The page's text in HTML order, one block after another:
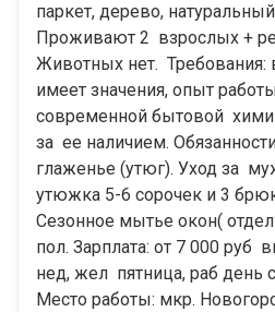
паркет, дерево,
Проживают 2 взрослых +
Животных нет. Требования:
имеет значения, опыт
современной бытовой
за ее наличием.
глаженье (утюг). Уход за
утюжка 5-6 сорочек и 3
Сезонное мытье окон(
пол. Зарплата: от 7 000 руб
нед, жел пятница, раб день
Место работы: мкр.